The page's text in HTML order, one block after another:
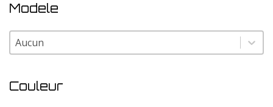
Modele
Modele
Modele
Couleur